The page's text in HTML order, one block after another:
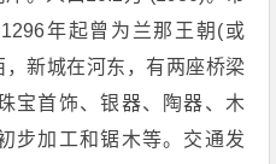
年起曾为兰那王朝(或
新城在河东，有两座桥梁
宝首饰、银器、陶器、木
步加工和锯木等。交通发